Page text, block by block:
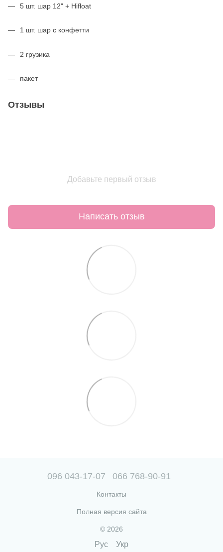
5 шт. шар 12" + Hifloat
1 шт. шар с конфетти
2 грузика
пакет
Отзывы
Добавьте первый отзыв
Написать отзыв
096 043-17-07 066 768-90-91
Контакты
Полная версия сайта
© 2026
Рус Укр